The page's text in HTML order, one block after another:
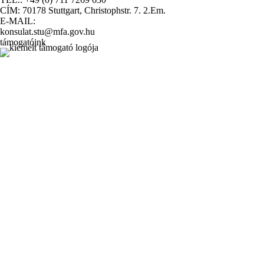
CÍM: 70178 Stuttgart, Christophstr. 7. 2.Em.
E-MAIL:
konsulat.stu@mfa.gov.hu
támogatóink